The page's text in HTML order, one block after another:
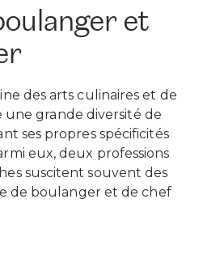
et
des arts culinaires et de
une grande diversité de
ses propres spécificités
eux, deux professions
suscitent souvent des
de boulanger et de chef